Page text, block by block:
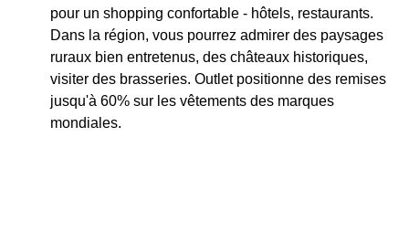
pour un shopping confortable - hôtels, restaurants.
Dans la région, vous pourrez admirer des paysages
ruraux bien entretenus, des châteaux historiques,
visiter des brasseries. Outlet positionne des remises
jusqu'à 60% sur les vêtements des marques
mondiales.